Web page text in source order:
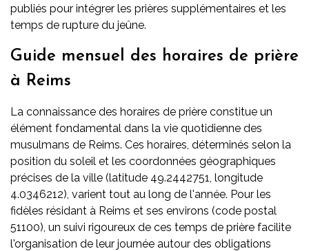
publiés pour intégrer les prières supplémentaires et les
temps de rupture du jeûne.
Guide mensuel des horaires de prière
à Reims
La connaissance des horaires de prière constitue un
élément fondamental dans la vie quotidienne des
musulmans de Reims. Ces horaires, déterminés selon la
position du soleil et les coordonnées géographiques
précises de la ville (latitude 49.2442751, longitude
4.0346212), varient tout au long de l'année. Pour les
fidèles résidant à Reims et ses environs (code postal
51100), un suivi rigoureux de ces temps de prière facilite
l'organisation de leur journée autour des obligations